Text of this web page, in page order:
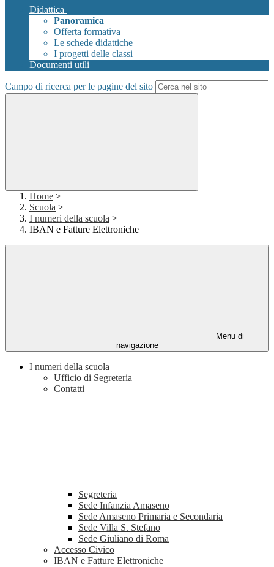
Didattica
Panoramica
Offerta formativa
Le schede didattiche
I progetti delle classi
Documenti utili
Campo di ricerca per le pagine del sito
Home >
Scuola >
I numeri della scuola >
IBAN e Fatture Elettroniche
Menu di
navigazione
I numeri della scuola
Ufficio di Segreteria
Contatti
Segreteria
Sede Infanzia Amaseno
Sede Amaseno Primaria e Secondaria
Sede Villa S. Stefano
Sede Giuliano di Roma
Accesso Civico
IBAN e Fatture Elettroniche